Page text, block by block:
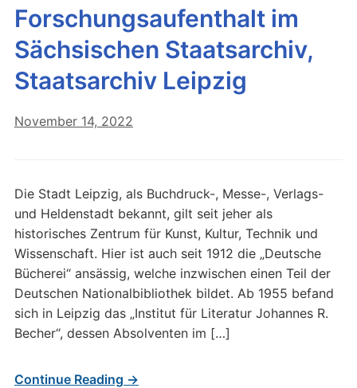
Forschungsaufenthalt im
Sächsischen Staatsarchiv,
Staatsarchiv Leipzig
November 14, 2022
Die Stadt Leipzig, als Buchdruck-, Messe-, Verlags-
und Heldenstadt bekannt, gilt seit jeher als
historisches Zentrum für Kunst, Kultur, Technik und
Wissenschaft. Hier ist auch seit 1912 die „Deutsche
Bücherei“ ansässig, welche inzwischen einen Teil der
Deutschen Nationalbibliothek bildet. Ab 1955 befand
sich in Leipzig das „Institut für Literatur Johannes R.
Becher“, dessen Absolventen im […]
Continue Reading →